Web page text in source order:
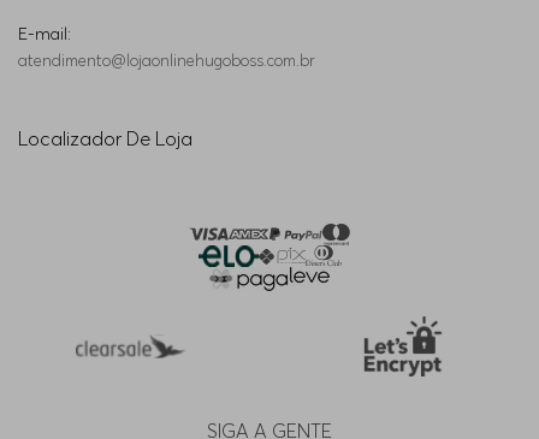
E-mail:
atendimento@lojaonlinehugoboss.com.br
Localizador De Loja
SIGA A GENTE